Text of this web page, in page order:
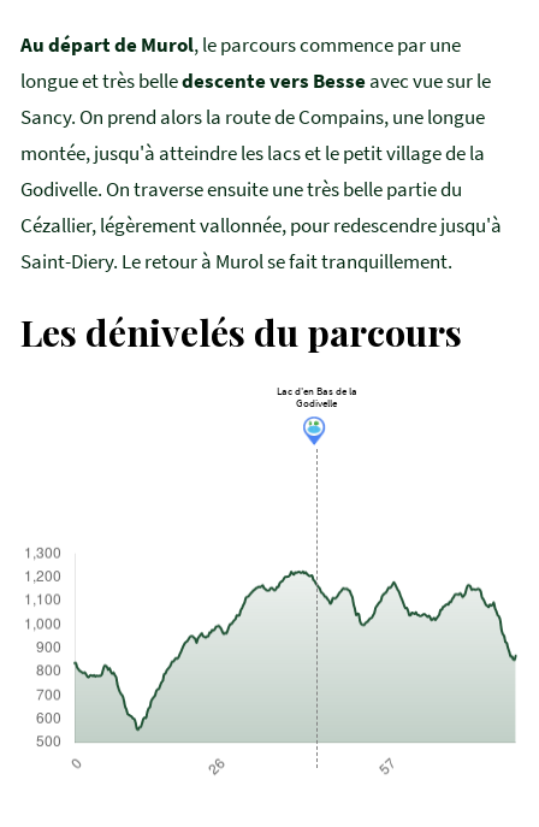
Au départ de Murol, le parcours commence par une
longue et très belledescente vers Besseavec vue sur le
Sancy. On prend alors la route de Compains, une longue
montée, jusqu'à atteindre les lacs et le petit village de la
Godivelle. On traverse ensuite une très belle partie du
Cézallier, légèrement vallonnée, pour redescendre jusqu'à
Saint-Diery. Le retour à Murol se fait tranquillement.
Les dénivelés du parcours
Lac d'en Bas de la
Godivelle